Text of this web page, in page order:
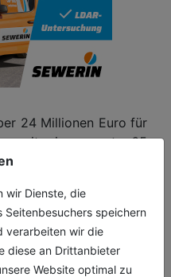
wir Dienste, die
Seitenbesuchers speichern
verarbeiten wir die
diese an Drittanbieter
Website optimal zu
24 Millionen Euro für
mit insgesamt 65
Betriebshöfen in
bei der Umstellung
Fuhrpark. Für die
stellt das Land für
von rund drei